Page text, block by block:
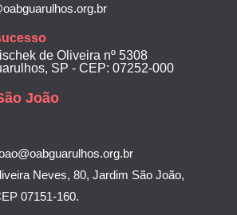
de Oliveira nº 5308
SP - CEP: 07252-000
João
Neves, 80, Jardim São João,
07151-160.